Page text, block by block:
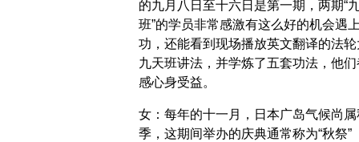
的九月八日至十六日是第一期，两期“
班”的学员非常感激有这么好的机会遇
功，还能看到现场播放英文翻译的法轮
九天班讲法，并学炼了五套功法，他们
感心身受益。
女：每年的十一月，日本广岛气候尚属
季，这期间举办的庆典通常称为“秋祭”